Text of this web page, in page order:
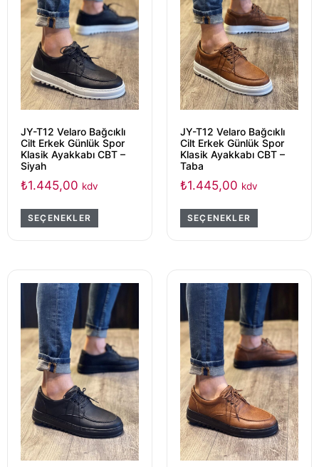
JY-T12 Velaro Bağcıklı
Cilt Erkek Günlük Spor
Klasik Ayakkabı CBT –
Siyah
₺1.445,00 kdv
SEÇENEKLER
JY-T12 Velaro Bağcıklı
Cilt Erkek Günlük Spor
Klasik Ayakkabı CBT –
Taba
₺1.445,00 kdv
SEÇENEKLER